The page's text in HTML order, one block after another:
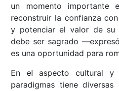
un momento
reconstruir la confianza
y potenciar el valor de su
debe ser sagrado
es una oportunidad para
En el aspecto cultural y
paradigmas tiene